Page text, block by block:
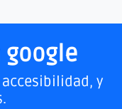
google
accesibilidad, y